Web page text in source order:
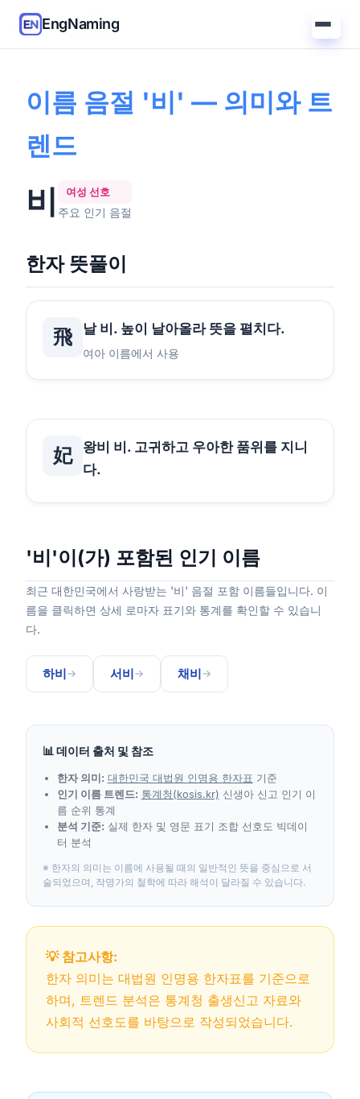
EngNaming
홈/가이드/'비' 의미
이름 음절 '비' — 의미와 트
렌드
비 여성 선호
주요 인기 음절
한자 뜻풀이
飛 날 비. 높이 날아올라 뜻을 펼치다.
여아 이름에서 사용
妃
왕비 비. 고귀하고 우아한 품위를 지니
다.
'비'이(가) 포함된 인기 이름
최근 대한민국에서 사랑받는 '비' 음절 포함 이름들입니다. 이
름을 클릭하면 상세 로마자 표기와 통계를 확인할 수 있습니
다.
하비 → 서비 → 채비 →
📊 데이터 출처 및 참조
한자 의미: 대한민국 대법원 인명용 한자표 기준
인기 이름 트렌드: 통계청(kosis.kr) 신생아 신고 인기 이
름 순위 통계
분석 기준: 실제 한자 및 영문 표기 조합 선호도 빅데이
터 분석
※ 한자의 의미는 이름에 사용될 때의 일반적인 뜻을 중심으로 서
술되었으며, 작명가의 철학에 따라 해석이 달라질 수 있습니다.
💡 참고사항:
한자 의미는 대법원 인명용 한자표를 기준으로
하며, 트렌드 분석은 통계청 출생신고 자료와
사회적 선호도를 바탕으로 작성되었습니다.